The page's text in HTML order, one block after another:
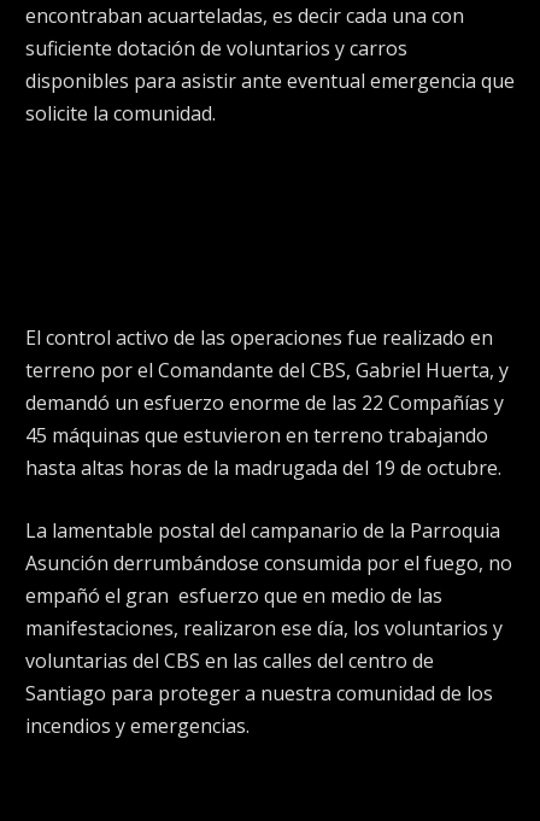
encontraban acuarteladas, es decir cada una con
suficiente dotación de voluntarios y carros
disponibles para asistir ante eventual emergencia que
solicite la comunidad.
El control activo de las operaciones fue realizado en
terreno por el Comandante del CBS, Gabriel Huerta, y
demandó un esfuerzo enorme de las 22 Compañías y
45 máquinas que estuvieron en terreno trabajando
hasta altas horas de la madrugada del 19 de octubre.
La lamentable postal del campanario de la Parroquia
Asunción derrumbándose consumida por el fuego, no
empañó el gran esfuerzo que en medio de las
manifestaciones, realizaron ese día, los voluntarios y
voluntarias del CBS en las calles del centro de
Santiago para proteger a nuestra comunidad de los
incendios y emergencias.